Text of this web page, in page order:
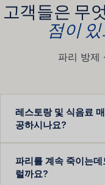
고객들은 무
점이
파리 방제
레스토랑 및 식음료
공하시나요?
파리를 계속 죽이는
럴까요?